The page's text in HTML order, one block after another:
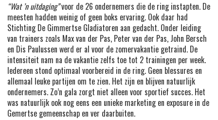
“Wat ’n uitdaging”voor de 26 ondernemers die de ring instapten. De
meesten hadden weinig of geen boks ervaring. Ook daar had
Stichting De Gimmertse Gladiatoren aan gedacht. Onder leiding
van trainers zoals Max van der Pas, Peter van der Pas, John Bersch
en Dis Paulussen werd er al voor de zomervakantie getraind. De
intensiteit nam na de vakantie zelfs toe tot 2 trainingen per week.
Iedereen stond optimaal voorbereid in de ring. Geen blessures en
allemaal leuke partijen om te zien. Het zijn en blijven natuurlijk
ondernemers. Zo’n gala zorgt niet alleen voor sportief succes. Het
was natuurlijk ook nog eens een unieke marketing en exposure in de
Gemertse gemeenschap en ver daarbuiten.